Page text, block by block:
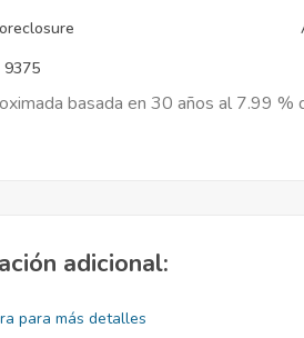
9375
basada en 30 años al 7.99
adicional:
para más detalles